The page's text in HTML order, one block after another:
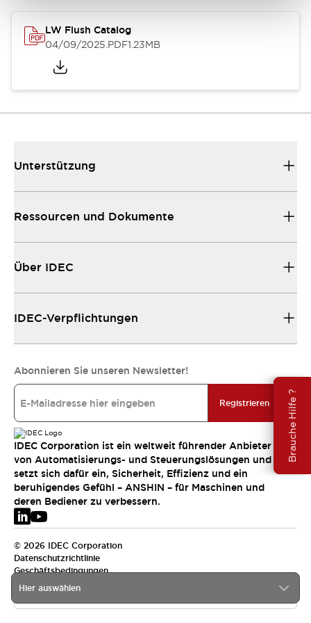
Brauche Hilfe ?
LW Flush Catalog
04/09/2025.PDF1.23MB
Hier auswählen
Unterstützung
Ressourcen und Dokumente
Über IDEC
IDEC-Verpflichtungen
Abonnieren Sie unseren Newsletter!
Registrieren
IDEC Corporation ist ein weltweit führender Anbieter
von Automatisierungs- und Steuerungslösungen und
setzt sich dafür ein, Sicherheit, Effizienz und ein
beruhigendes Gefühl – ANSHIN – für Maschinen und
deren Bediener zu verbessern.
© 2026 IDEC Corporation
Datenschutzrichtlinie
Geschäftsbedingungen
EMEA